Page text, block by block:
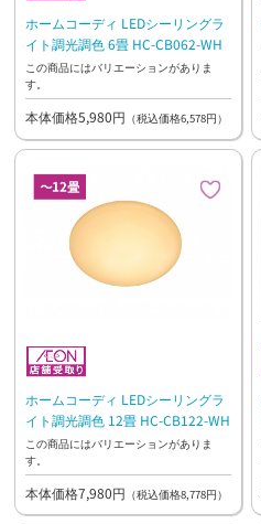
ホームコーディ LEDシーリングラ
イト調光調色 6畳 HC-CB062-WH
この商品にはバリエーションがありま
す。
本体価格5,980円 （税込価格6,578円）
ホームコーディ LEDシーリングラ
イト調光調色 12畳 HC-CB122-WH
この商品にはバリエーションがありま
す。
本体価格7,980円 （税込価格8,778円）